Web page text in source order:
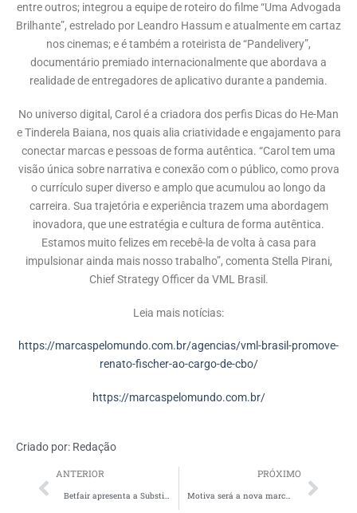
entre outros; integrou a equipe de roteiro do filme “Uma Advogada
Brilhante”, estrelado por Leandro Hassum e atualmente em cartaz
nos cinemas; e é também a roteirista de “Pandelivery”,
documentário premiado internacionalmente que abordava a
realidade de entregadores de aplicativo durante a pandemia.
No universo digital, Carol é a criadora dos perfis Dicas do He-Man
e Tinderela Baiana, nos quais alia criatividade e engajamento para
conectar marcas e pessoas de forma autêntica. “Carol tem uma
visão única sobre narrativa e conexão com o público, como prova
o currículo super diverso e amplo que acumulou ao longo da
carreira. Sua trajetória e experiência trazem uma abordagem
inovadora, que une estratégia e cultura de forma autêntica.
Estamos muito felizes em recebê-la de volta à casa para
impulsionar ainda mais nosso trabalho”, comenta Stella Pirani,
Chief Strategy Officer da VML Brasil.
Leia mais notícias:
https://marcaspelomundo.com.br/agencias/vml-brasil-promove-
renato-fischer-ao-cargo-de-cbo/
https://marcaspelomundo.com.br/
Criado por: Redação
ANTERIOR PRÓXIMO
Motiva será a nova marca do Grupo CCR